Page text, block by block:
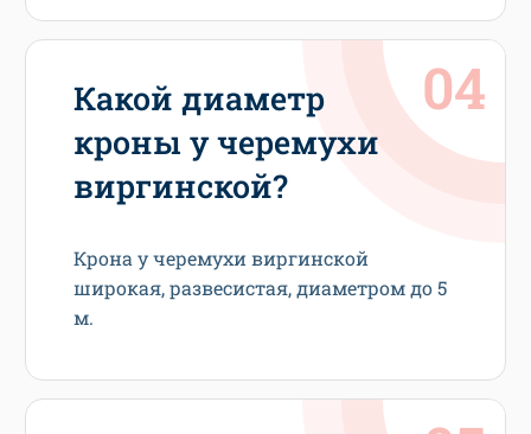
Какой диаметр
кроны у черемухи
виргинской?
Крона у черемухи виргинской
широкая, развесистая, диаметром до 5
м.